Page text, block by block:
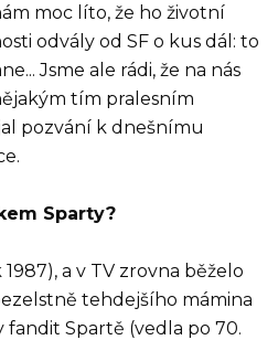
moc líto, že ho životní
odvály od SF o kus dál: to
Jsme ale rádi, že na nás
tím pralesním
pozvání k dnešnímu
Sparty?
a v TV zrovna běželo
tehdejšího mámina
Spartě (vedla po 70.